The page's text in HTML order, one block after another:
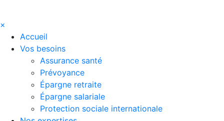
×
Accueil
Vos besoins
Assurance santé
Prévoyance
Épargne retraite
Épargne salariale
Protection sociale internationale